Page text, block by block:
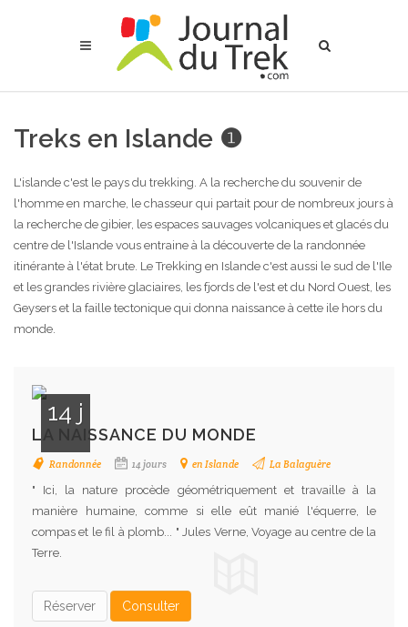
Treks en Islande ❶
L'islande c'est le pays du trekking. A la recherche du souvenir de
l'homme en marche, le chasseur qui partait pour de nombreux jours à
la recherche de gibier, les espaces sauvages volcaniques et glacés du
centre de l'Islande vous entraine à la découverte de la randonnée
itinérante à l'état brute. Le Trekking en Islande c'est aussi le sud de l'Ile
et les grandes rivière glaciaires, les fjords de l'est et du Nord Ouest, les
Geysers et la faille tectonique qui donna naissance à cette ile hors du
monde.
14 j
LA NAISSANCE DU MONDE
Randonnée 14 jours en Islande La Balaguère
" Ici, la nature procède géométriquement et travaille à la
manière humaine, comme si elle eût manié l'équerre, le
compas et le fil à plomb... " Jules Verne, Voyage au centre de la
Terre.
Réserver Consulter